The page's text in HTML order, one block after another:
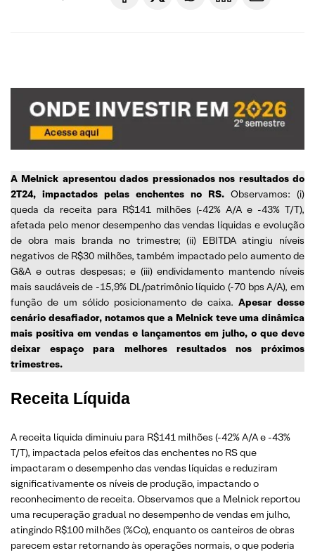
A Melnick apresentou dados pressionados nos resultados do
2T24, impactados pelas enchentes no RS. Observamos: (i)
queda da receita para R$141 milhões (-42% A/A e -43% T/T),
afetada pelo menor desempenho das vendas líquidas e evolução
de obra mais branda no trimestre; (ii) EBITDA atingiu níveis
negativos de R$30 milhões, também impactado pelo aumento de
G&A e outras despesas; e (iii) endividamento mantendo níveis
mais saudáveis de -15,9% DL/patrimônio líquido (-70 bps A/A), em
função de um sólido posicionamento de caixa. Apesar desse
cenário desafiador, notamos que a Melnick teve uma dinâmica
mais positiva em vendas e lançamentos em julho, o que deve
deixar espaço para melhores resultados nos próximos
trimestres.
Receita Líquida
A receita líquida diminuiu para R$141 milhões (-42% A/A e -43%
T/T), impactada pelos efeitos das enchentes no RS que
impactaram o desempenho das vendas líquidas e reduziram
significativamente os níveis de produção, impactando o
reconhecimento de receita. Observamos que a Melnick reportou
uma recuperação gradual no desempenho de vendas em julho,
atingindo R$100 milhões (%Co), enquanto os canteiros de obras
parecem estar retornando às operações normais, o que poderia